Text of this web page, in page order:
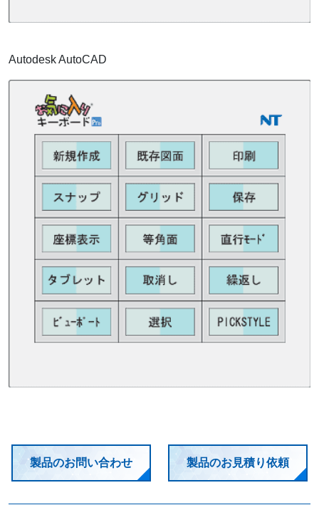
Autodesk AutoCAD
製品のお問い合わせ 製品のお見積り依頼